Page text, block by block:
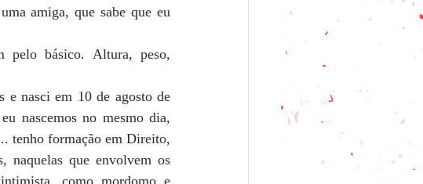
amiga, que sabe que eu
pelo básico. Altura, peso,
e nasci em 10 de agosto de
nascemos no mesmo dia,
tenho formação em Direito,
naquelas que envolvem os